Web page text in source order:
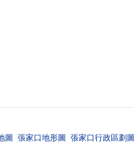
圖
張家口地形圖 張家口行政區劃圖